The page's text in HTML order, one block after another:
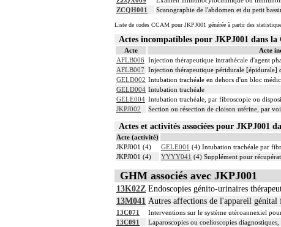
ZCQH001
Scanographie de l'abdomen et du petit
Liste de codes CCAM pour JKPJ001 générée à partir des
Actes incompatibles pour JKPJ001 dans la
Acte
Acte
AFLB006 Injection thérapeutique intrathécale d'agent
AFLB007 Injection thérapeutique péridurale [épidurale]
GELD002 Intubation trachéale en dehors d'un bloc
GELD004 Intubation trachéale
GELE004 Intubation trachéale, par fibroscopie ou
JKPJ002
Section ou résection de cloison utérine, par
Actes et activités associées pour JKPJ001
Acte (activité)
JKPJ001 (4)
GELE001 (4) Intubation trachéale par
JKPJ001 (4)
YYYY041 (4) Supplément pour
GHM associés avec JKPJ001
13K02Z Endoscopies génito-urinaires
13M041 Autres affections de l'appareil génital
13C071
Interventions sur le système utéroannexiel
13C091
Laparoscopies ou coelioscopies diagnostiques,